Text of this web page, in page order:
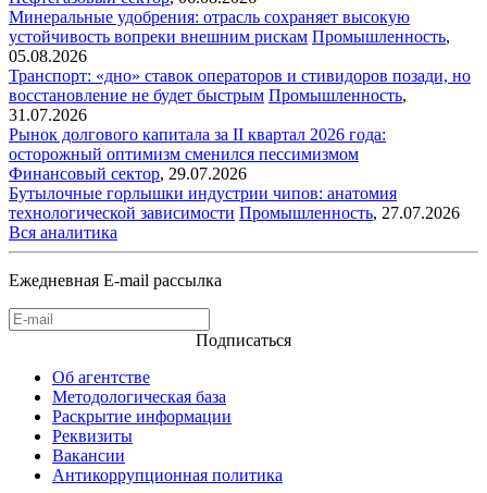
Минеральные удобрения: отрасль сохраняет высокую
устойчивость вопреки внешним рискам Промышленность,
05.08.2026
Транспорт: «дно» ставок операторов и стивидоров позади, но
восстановление не будет быстрым Промышленность,
31.07.2026
Рынок долгового капитала за II квартал 2026 года:
осторожный оптимизм сменился пессимизмом
Финансовый сектор, 29.07.2026
Бутылочные горлышки индустрии чипов: анатомия
технологической зависимости Промышленность, 27.07.2026
Вся аналитика
Ежедневная E-mail рассылка
Подписаться
Об агентстве
Методологическая база
Раскрытие информации
Реквизиты
Вакансии
Антикоррупционная политика